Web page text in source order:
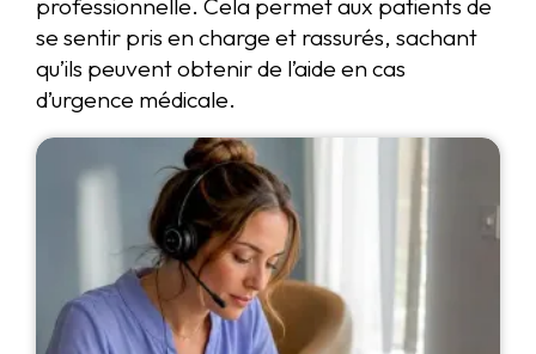
se sentir pris en charge et rassurés, sachant
qu’ils peuvent obtenir de l’aide en cas
d’urgence médicale.